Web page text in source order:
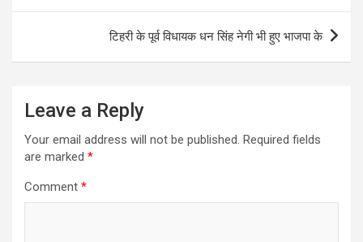
p
k
टिहरी के पूर्व विधायक धन सिंह नेगी भी हुए भाजपा के
Leave a Reply
Your email address will not be published. Required fields
are marked *
Comment *